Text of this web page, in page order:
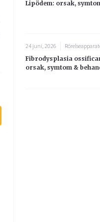
Lipödem: orsak,
24 juni, 2026
Fibrodysplasia
orsak, symtom &